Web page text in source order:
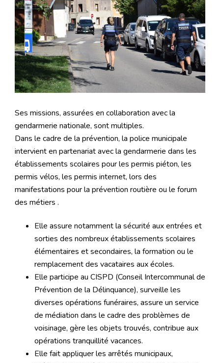
Ses missions, assurées en collaboration avec la
gendarmerie nationale, sont multiples.
Dans le cadre de la prévention, la police municipale
intervient en partenariat avec la gendarmerie dans les
établissements scolaires pour les permis piéton, les
permis vélos, les permis internet, lors des
manifestations pour la prévention routière ou le forum
des métiers .
Elle assure notamment la sécurité aux entrées et
sorties des nombreux établissements scolaires
élémentaires et secondaires, la formation ou le
remplacement des vacataires aux écoles.
Elle participe au CISPD (Conseil Intercommunal de
Prévention de la Délinquance), surveille les
diverses opérations funéraires, assure un service
de médiation dans le cadre des problèmes de
voisinage, gère les objets trouvés, contribue aux
opérations tranquillité vacances.
Elle fait appliquer les arrêtés municipaux,